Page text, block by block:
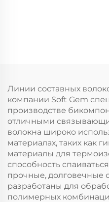
Линии составных
компании Soft Gem
производстве
отличными
волокна широко
материалах, таких как
материалы для
способность
прочные, долговечные
разработаны для
полимерных